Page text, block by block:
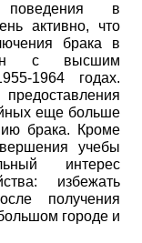
поведения в
активно, что
брака в
с высшим
1964 годах.
еще больше
брака. Кроме
учебы
интерес
избежать
получения
городе и